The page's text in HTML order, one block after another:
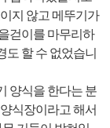
지 않고 메뚜기가
걷이를 마무리하
도 할 수 없었습니
양식을 한다는 분
식장이라고 해서